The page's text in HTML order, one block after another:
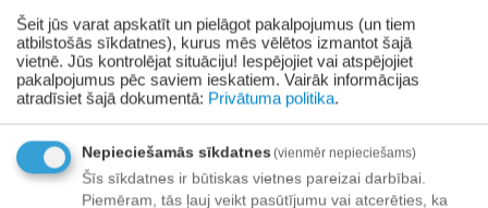
Cena punktos:
75 bonusa punkti
Pievienot vēlmju sarakstam
Piegāde
Preču izsniegšanas punktos - bezmaksas!
Līdz dzīvokļa durvīm no 35.00 eur bezmaksas!
Šeit jūs varat apskatīt un pielāgot pakalpojumus (un tiem
atbilstošās sīkdatnes), kurus mēs vēlētos izmantot šajā
vietnē. Jūs kontrolējat situāciju! Iespējojiet vai atspējojiet
pakalpojumus pēc saviem ieskatiem. Vairāk informācijas
atradīsiet šajā dokumentā: Privātuma politika.
Nepieciešamās sīkdatnes (vienmēr nepieciešams)
Šīs sīkdatnes ir būtiskas vietnes pareizai darbībai.
Piemēram, tās ļauj veikt pasūtījumu vai atcerēties, ka